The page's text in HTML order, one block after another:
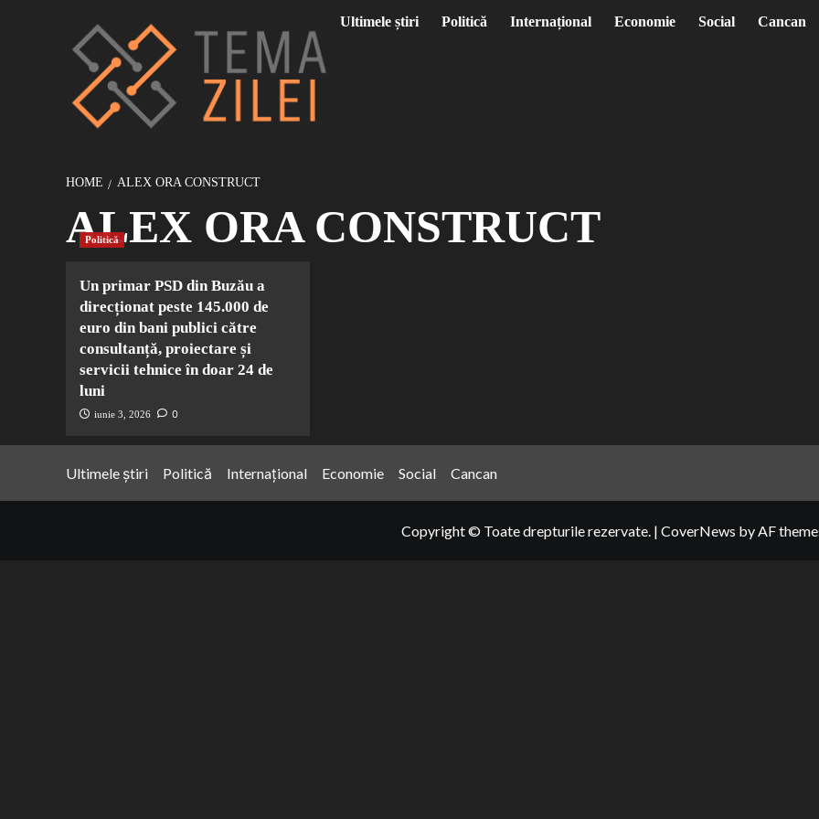
Ultimele știri Politică Internațional Economie Social Cancan
HOME ALEX ORA CONSTRUCT
ALEX ORA CONSTRUCT
Politică
Un primar PSD din Buzău a
direcționat peste 145.000 de
euro din bani publici către
consultanță, proiectare și
servicii tehnice în doar 24 de
luni
iunie 3, 2026 0
Ultimele știri Politică Internațional Economie Social Cancan
Copyright © Toate drepturile rezervate. | CoverNews by AF